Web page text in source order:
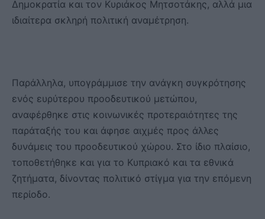
Δημοκρατία και τον Κυριάκος Μητσοτάκης, αλλά μια
ιδιαίτερα σκληρή πολιτική αναμέτρηση.
Παράλληλα, υπογράμμισε την ανάγκη συγκρότησης
ενός ευρύτερου προοδευτικού μετώπου,
αναφέρθηκε στις κοινωνικές προτεραιότητες της
παράταξής του και άφησε αιχμές προς άλλες
δυνάμεις του προοδευτικού χώρου. Στο ίδιο πλαίσιο,
τοποθετήθηκε και για το Κυπριακό και τα εθνικά
ζητήματα, δίνοντας πολιτικό στίγμα για την επόμενη
περίοδο.